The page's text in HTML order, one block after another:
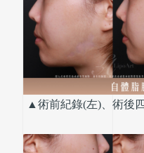
▲術前紀錄(左)、術後